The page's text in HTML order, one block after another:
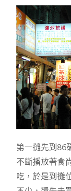
第一攤先到86
不斷播放著食
吃，於是到攤